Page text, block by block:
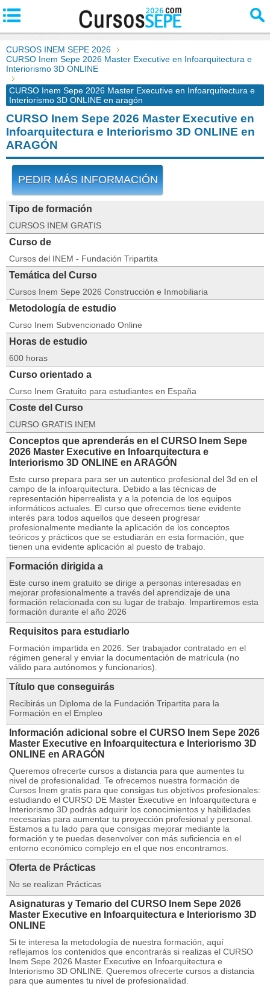
CURSOS INEM SEPE 2026
CURSO Inem Sepe 2026 Master Executive en Infoarquitectura e
Interiorismo 3D ONLINE
CURSO Inem Sepe 2026 Master Executive en Infoarquitectura e
Interiorismo 3D ONLINE en aragón
CURSO Inem Sepe 2026 Master Executive en
Infoarquitectura e Interiorismo 3D ONLINE en
ARAGÓN
PEDIR MÁS INFORMACIÓN
Tipo de formación
CURSOS INEM GRATIS
Curso de
Cursos del INEM - Fundación Tripartita
Temática del Curso
Cursos Inem Sepe 2026 Construcción e Inmobiliaria
Metodología de estudio
Curso Inem Subvencionado Online
Horas de estudio
600 horas
Curso orientado a
Curso Inem Gratuito para estudiantes en España
Coste del Curso
CURSO GRATIS INEM
Conceptos que aprenderás en el CURSO Inem Sepe
2026 Master Executive en Infoarquitectura e
Interiorismo 3D ONLINE en ARAGÓN
Este curso prepara para ser un autentico profesional del 3d en el
campo de la infoarquitectura. Debido a las técnicas de
representación hiperrealista y a la potencia de los equipos
informáticos actuales. El curso que ofrecemos tiene evidente
interés para todos aquellos que deseen progresar
profesionalmente mediante la aplicación de los conceptos
teóricos y prácticos que se estudiarán en esta formación, que
tienen una evidente aplicación al puesto de trabajo.
Formación dirigida a
Este curso inem gratuito se dirige a personas interesadas en
mejorar profesionalmente a través del aprendizaje de una
formación relacionada con su lugar de trabajo. Impartiremos esta
formación durante el año 2026
Requisitos para estudiarlo
Formación impartida en 2026. Ser trabajador contratado en el
régimen general y enviar la documentación de matrícula (no
válido para autónomos y funcionarios).
Título que conseguirás
Recibirás un Diploma de la Fundación Tripartita para la
Formación en el Empleo
Información adicional sobre el CURSO Inem Sepe 2026
Master Executive en Infoarquitectura e Interiorismo 3D
ONLINE en ARAGÓN
Queremos ofrecerte cursos a distancia para que aumentes tu
nivel de profesionalidad. Te ofrecemos nuestra formación de
Cursos Inem gratis para que consigas tus objetivos profesionales:
estudiando el CURSO DE Master Executive en Infoarquitectura e
Interiorismo 3D podrás adquirir los conocimientos y habilidades
necesarias para aumentar tu proyección profesional y personal.
Estamos a tu lado para que consigas mejorar mediante la
formación y te puedas desenvolver con más suficiencia en el
entorno económico complejo en el que nos encontramos.
Oferta de Prácticas
No se realizan Prácticas
Asignaturas y Temario del CURSO Inem Sepe 2026
Master Executive en Infoarquitectura e Interiorismo 3D
ONLINE
Si te interesa la metodología de nuestra formación, aquí
reflejamos los contenidos que encontrarás si realizas el CURSO
Inem Sepe 2026 Master Executive en Infoarquitectura e
Interiorismo 3D ONLINE. Queremos ofrecerte cursos a distancia
para que aumentes tu nivel de profesionalidad.